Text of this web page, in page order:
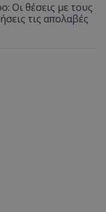
Οι θέσεις με τους
τις απολαβές